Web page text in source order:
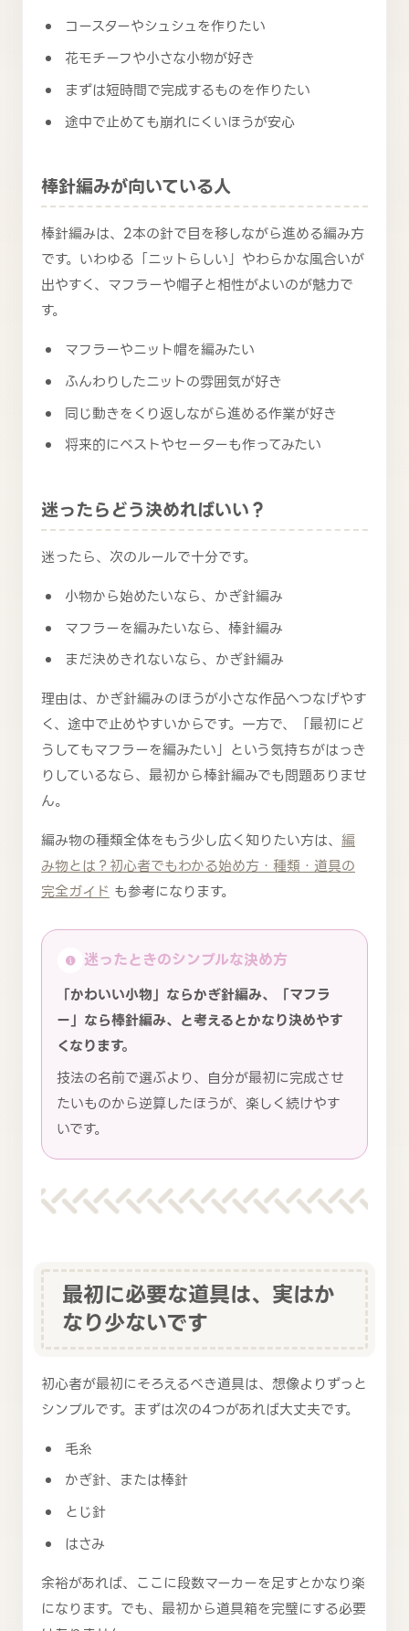
コースターやシュシュを作りたい
花モチーフや小さな小物が好き
まずは短時間で完成するものを作りたい
途中で止めても崩れにくいほうが安心
棒針編みが向いている人
棒針編みは、2本の針で目を移しながら進める編み方
です。いわゆる「ニットらしい」やわらかな風合いが
出やすく、マフラーや帽子と相性がよいのが魅力で
す。
マフラーやニット帽を編みたい
ふんわりしたニットの雰囲気が好き
同じ動きをくり返しながら進める作業が好き
将来的にベストやセーターも作ってみたい
迷ったらどう決めればいい？
迷ったら、次のルールで十分です。
小物から始めたいなら、かぎ針編み
マフラーを編みたいなら、棒針編み
まだ決めきれないなら、かぎ針編み
理由は、かぎ針編みのほうが小さな作品へつなげやす
く、途中で止めやすいからです。一方で、「最初にど
うしてもマフラーを編みたい」という気持ちがはっき
りしているなら、最初から棒針編みでも問題ありませ
ん。
編み物の種類全体をもう少し広く知りたい方は、 編
み物とは？初心者でもわかる始め方・種類・道具の
完全ガイド も参考になります。
迷ったときのシンプルな決め方
「かわいい小物」ならかぎ針編み、「マフラ
ー」なら棒針編み、と考えるとかなり決めやす
くなります。
技法の名前で選ぶより、自分が最初に完成させ
たいものから逆算したほうが、楽しく続けやす
いです。
最初に必要な道具は、実はか
なり少ないです
初心者が最初にそろえるべき道具は、想像よりずっと
シンプルです。まずは次の4つがあれば大丈夫です。
毛糸
かぎ針、または棒針
とじ針
はさみ
余裕があれば、ここに段数マーカーを足すとかなり楽
になります。でも、最初から道具箱を完璧にする必要